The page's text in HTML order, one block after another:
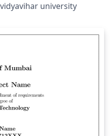
university